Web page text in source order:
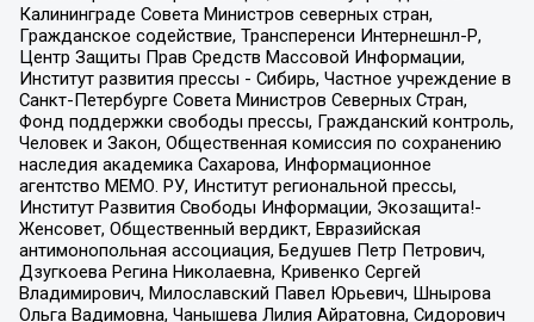
Калининграде Совета Министров северных стран,
Гражданское содействие, Трансперенси Интернешнл-Р,
Центр Защиты Прав Средств Массовой Информации,
Институт развития прессы - Сибирь, Частное учреждение в
Санкт-Петербурге Совета Министров Северных Стран,
Фонд поддержки свободы прессы, Гражданский контроль,
Человек и Закон, Общественная комиссия по сохранению
наследия академика Сахарова, Информационное
агентство МЕМО. РУ, Институт региональной прессы,
Институт Развития Свободы Информации, Экозащита!-
Женсовет, Общественный вердикт, Евразийская
антимонопольная ассоциация, Бедушев Петр Петрович,
Дзугкоева Регина Николаевна, Кривенко Сергей
Владимирович, Милославский Павел Юрьевич, Шнырова
Ольга Вадимовна, Чанышева Лилия Айратовна, Сидорович